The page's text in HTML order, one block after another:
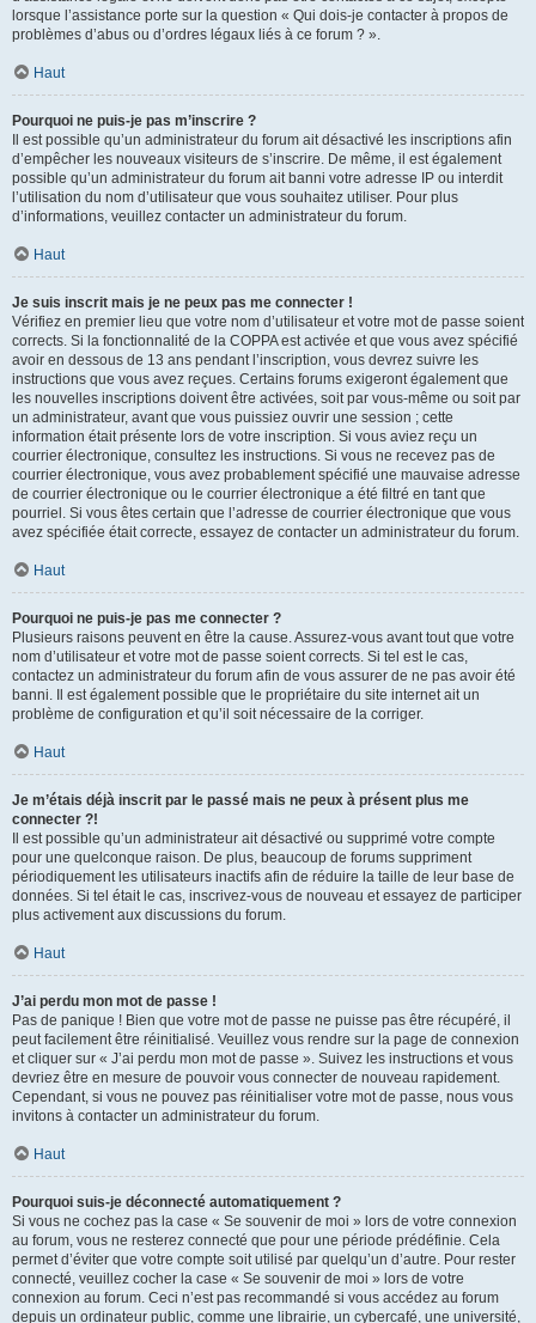
lorsque l’assistance porte sur la question « Qui dois-je contacter à propos de
problèmes d’abus ou d’ordres légaux liés à ce forum ? ».
Haut
Pourquoi ne puis-je pas m’inscrire ?
Il est possible qu’un administrateur du forum ait désactivé les inscriptions afin
d’empêcher les nouveaux visiteurs de s’inscrire. De même, il est également
possible qu’un administrateur du forum ait banni votre adresse IP ou interdit
l’utilisation du nom d’utilisateur que vous souhaitez utiliser. Pour plus
d’informations, veuillez contacter un administrateur du forum.
Haut
Je suis inscrit mais je ne peux pas me connecter !
Vérifiez en premier lieu que votre nom d’utilisateur et votre mot de passe soient
corrects. Si la fonctionnalité de la COPPA est activée et que vous avez spécifié
avoir en dessous de 13 ans pendant l’inscription, vous devrez suivre les
instructions que vous avez reçues. Certains forums exigeront également que
les nouvelles inscriptions doivent être activées, soit par vous-même ou soit par
un administrateur, avant que vous puissiez ouvrir une session ; cette
information était présente lors de votre inscription. Si vous aviez reçu un
courrier électronique, consultez les instructions. Si vous ne recevez pas de
courrier électronique, vous avez probablement spécifié une mauvaise adresse
de courrier électronique ou le courrier électronique a été filtré en tant que
pourriel. Si vous êtes certain que l’adresse de courrier électronique que vous
avez spécifiée était correcte, essayez de contacter un administrateur du forum.
Haut
Pourquoi ne puis-je pas me connecter ?
Plusieurs raisons peuvent en être la cause. Assurez-vous avant tout que votre
nom d’utilisateur et votre mot de passe soient corrects. Si tel est le cas,
contactez un administrateur du forum afin de vous assurer de ne pas avoir été
banni. Il est également possible que le propriétaire du site internet ait un
problème de configuration et qu’il soit nécessaire de la corriger.
Haut
Je m’étais déjà inscrit par le passé mais ne peux à présent plus me
connecter ?!
Il est possible qu’un administrateur ait désactivé ou supprimé votre compte
pour une quelconque raison. De plus, beaucoup de forums suppriment
périodiquement les utilisateurs inactifs afin de réduire la taille de leur base de
données. Si tel était le cas, inscrivez-vous de nouveau et essayez de participer
plus activement aux discussions du forum.
Haut
J’ai perdu mon mot de passe !
Pas de panique ! Bien que votre mot de passe ne puisse pas être récupéré, il
peut facilement être réinitialisé. Veuillez vous rendre sur la page de connexion
et cliquer sur « J’ai perdu mon mot de passe ». Suivez les instructions et vous
devriez être en mesure de pouvoir vous connecter de nouveau rapidement.
Cependant, si vous ne pouvez pas réinitialiser votre mot de passe, nous vous
invitons à contacter un administrateur du forum.
Haut
Pourquoi suis-je déconnecté automatiquement ?
Si vous ne cochez pas la case « Se souvenir de moi » lors de votre connexion
au forum, vous ne resterez connecté que pour une période prédéfinie. Cela
permet d’éviter que votre compte soit utilisé par quelqu’un d’autre. Pour rester
connecté, veuillez cocher la case « Se souvenir de moi » lors de votre
connexion au forum. Ceci n’est pas recommandé si vous accédez au forum
depuis un ordinateur public, comme une librairie, un cybercafé, une université,